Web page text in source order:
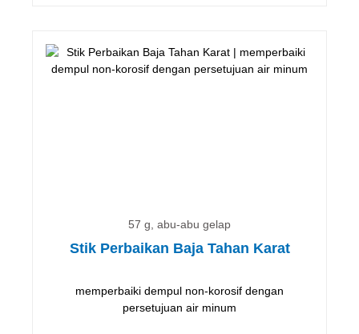
57 g, abu-abu gelap
Stik Perbaikan Baja Tahan Karat
memperbaiki dempul non-korosif dengan
persetujuan air minum